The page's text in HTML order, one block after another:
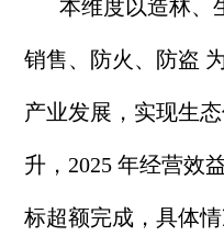
本维度以造林、
销售、防火、防盗
产业发展，实现生
升， 2025 年经营效
标超额完成，具体情